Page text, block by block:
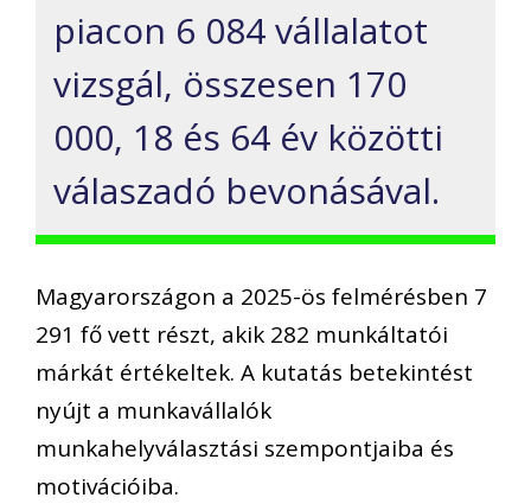
piacon 6 084 vállalatot
vizsgál, összesen 170
000, 18 és 64 év közötti
válaszadó bevonásával.
Magyarországon a 2025-ös felmérésben 7
291 fő vett részt, akik 282 munkáltatói
márkát értékeltek. A kutatás betekintést
nyújt a munkavállalók
munkahelyválasztási szempontjaiba és
motivációiba.